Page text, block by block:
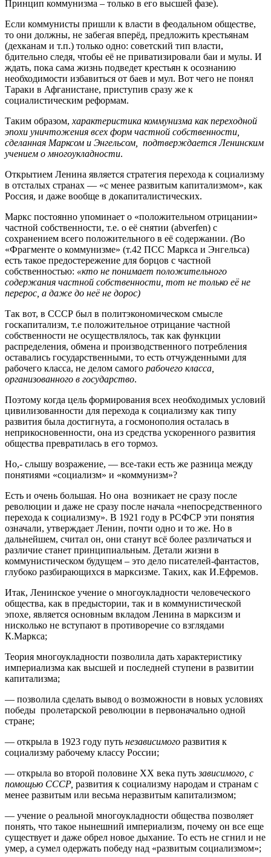
Принцип коммунизма – только в его высшей фазе).
Если коммунисты пришли к власти в феодальном обществе,
то они должны, не забегая вперёд, предложить крестьянам
(дехканам и т.п.) только одно: советский тип власти,
бдительно следя, чтобы её не приватизировали баи и мулы. И
ждать, пока сама жизнь подведет крестьян к осознанию
необходимости избавиться от баев и мул. Вот чего не понял
Тараки в Афганистане, приступив сразу же к
социалистическим реформам.
Таким образом, характеристика коммунизма как переходной
эпохи уничтожения всех форм частной собственности,
сделанная Марксом и Энгельсом, подтверждается Ленинским
учением о многоукладности.
Открытием Ленина является стратегия перехода к социализму
в отсталых странах — «с менее развитым капитализмом», как
Россия, и даже вообще в докапиталистических.
Маркс постоянно упоминает о «положительном отрицании»
частной собственности, т.е. о её снятии (abverfen) с
сохранением всего положительного в её содержании. (Во
«Фрагменте о коммунизме» (т.42 ПСС Маркса и Энгельса)
есть такое предостережение для борцов с частной
собственностью: «кто не понимает положительного
содержания частной собственности, тот не только её не
перерос, а даже до неё не дорос)
Так вот, в СССР был в политэкономическом смысле
госкапитализм, т.е положительное отрицание частной
собственности не осуществлялось, так как функции
распределения, обмена и производственного потребления
оставались государственными, то есть отчужденными для
рабочего класса, не делом самого рабочего класса,
организованного в государство.
Поэтому когда цель формирования всех необходимых условий
цивилизованности для перехода к социализму как типу
развития была достигнута, а госмонополия осталась в
неприкосновенности, она из средства ускоренного развития
общества превратилась в его тормоз.
Но,- слышу возражение, — все-таки есть же разница между
понятиями «социализм» и «коммунизм»?
Есть и очень большая. Но она возникает не сразу после
революции и даже не сразу после начала «непосредственного
перехода к социализму». В 1921 году в РСФСР эти понятия
означали, утверждает Ленин, почти одно и то же. Но в
дальнейшем, считал он, они станут всё более различаться и
различие станет принципиальным. Детали жизни в
коммунистическом будущем – это дело писателей-фантастов,
глубоко разбирающихся в марксизме. Таких, как И.Ефремов.
Итак, Ленинское учение о многоукладности человеческого
общества, как в предыстории, так и в коммунистической
эпохе, является основным вкладом Ленина в марксизм и
нисколько не вступают в противоречие со взглядами
К.Маркса;
Теория многоукладности позволила дать характеристику
империализма как высшей и последней ступени в развитии
капитализма;
— позволила сделать вывод о возможности в новых условиях
победы пролетарской революции в первоначально одной
стране;
— открыла в 1923 году путь независимого развития к
социализму рабочему классу России;
— открыла во второй половине ХХ века путьзависимого, с
помощью СССР, развития к социализму народам и странам с
менее развитым или весьма неразвитым капитализмом;
— учение о реальной многоукладности общества позволяет
понять, что такое нынешний империализм, почему он все еще
существует и даже обрел новое дыхание. То есть не сгнил и не
умер, а сумел одержать победу над «развитым социализмом»;